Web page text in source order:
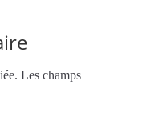
Les champs